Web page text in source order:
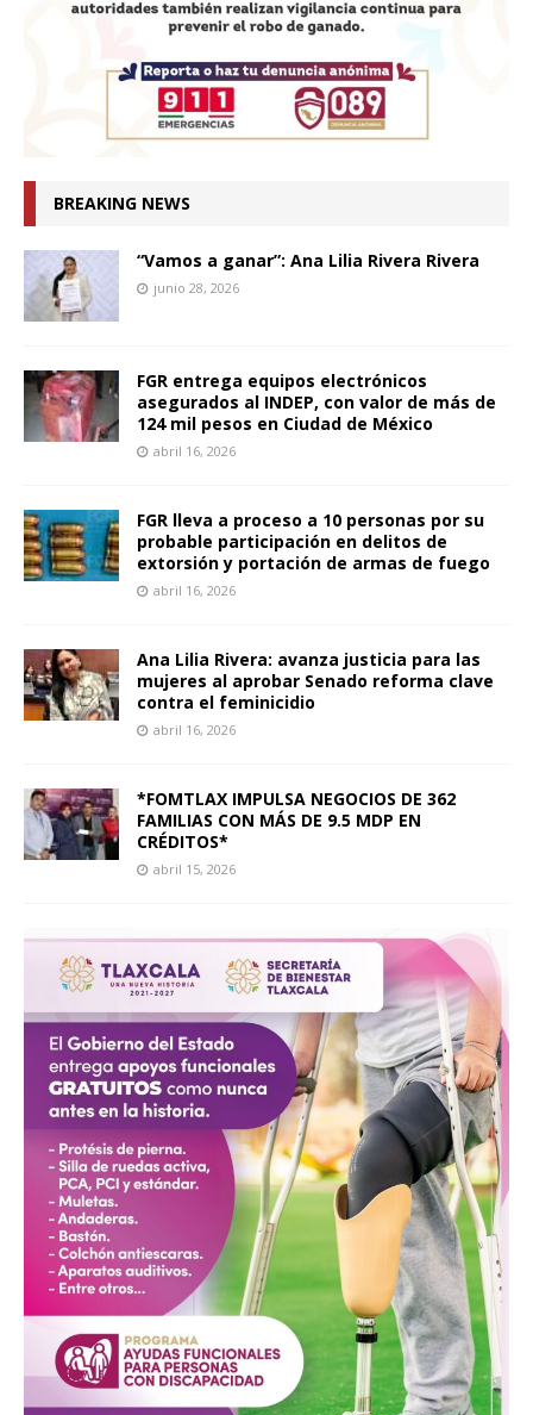
BREAKING NEWS
“Vamos a ganar”: Ana Lilia Rivera Rivera
junio 28, 2026
FGR entrega equipos electrónicos
asegurados al INDEP, con valor de más de
124 mil pesos en Ciudad de México
abril 16, 2026
FGR lleva a proceso a 10 personas por su
probable participación en delitos de
extorsión y portación de armas de fuego
abril 16, 2026
Ana Lilia Rivera: avanza justicia para las
mujeres al aprobar Senado reforma clave
contra el feminicidio
abril 16, 2026
*FOMTLAX IMPULSA NEGOCIOS DE 362
FAMILIAS CON MÁS DE 9.5 MDP EN
CRÉDITOS*
abril 15, 2026